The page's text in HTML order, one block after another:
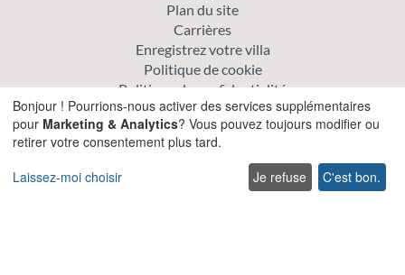
Plan du site
Carrières
Enregistrez votre villa
Politique de cookie
Politique de confidentialité
Explorer
Offre spéciale villas
Villas traditionnelles
Bonjour ! Pourrions-nous activer des services supplémentaires
pour Marketing & Analytics? Vous pouvez toujours modifier ou
retirer votre consentement plus tard.
Laissez-moi choisir
Je refuse C'est bon.